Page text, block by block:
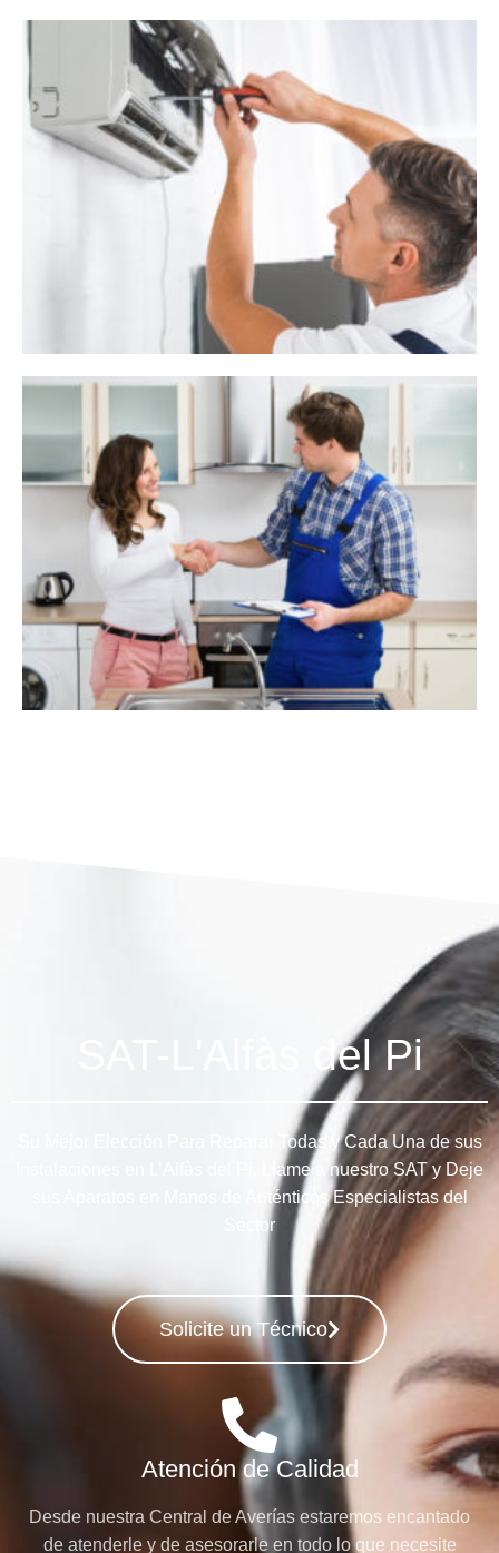
SAT-L'Alfàs del Pi
Su Mejor Elección Para Reparar Todas y Cada Una de sus
Instalaciones en L’Alfàs del Pi, Llame a nuestro SAT y Deje
sus Aparatos en Manos de Auténticos Especialistas del
Sector
Solicite un Técnico
Atención de Calidad
Desde nuestra Central de Averías estaremos encantado
de atenderle y de asesorarle en todo lo que necesite